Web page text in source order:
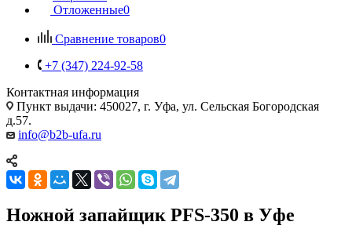
Отложенные0
Сравнение товаров0
+7 (347) 224-92-58
Контактная информация
Пункт выдачи: 450027, г. Уфа, ул. Сельская Богородская
д.57.
info@b2b-ufa.ru
Ножной запайщик PFS-350 в Уфе